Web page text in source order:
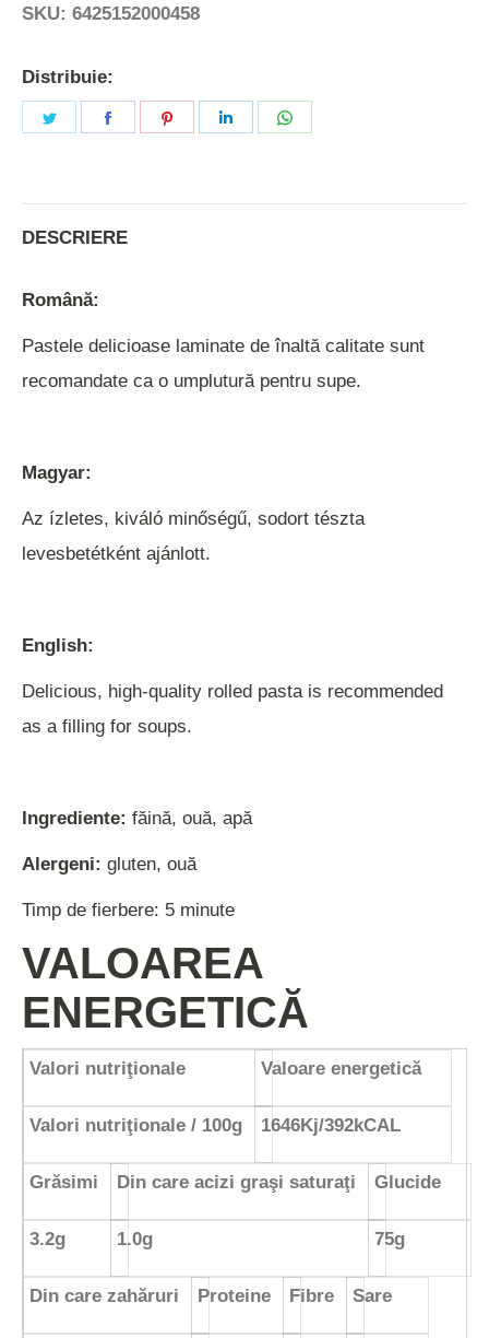
SKU: 6425152000458
Distribuie:
Share
Share
Share
Share
DESCRIERE
Română:
Pastele delicioase laminate de înaltă calitate sunt
recomandate ca o umplutură pentru supe.
Magyar:
Az ízletes, kiváló minőségű, sodort tészta
levesbetétként ajánlott.
English:
Delicious, high-quality rolled pasta is recommended
as a filling for soups.
Ingrediente: făină, ouă, apă
Alergeni: gluten, ouă
Timp de fierbere: 5 minute
VALOAREA
ENERGETICĂ
Valori nutriţionale
Valori nutriţionale / 100g
Valoare energetică
1646Kj/392kCAL
Grăsimi
3.2g
Din care acizi graşi saturaţi
1.0g
Glucide
75g
Din care zahăruri Proteine Fibre Sare